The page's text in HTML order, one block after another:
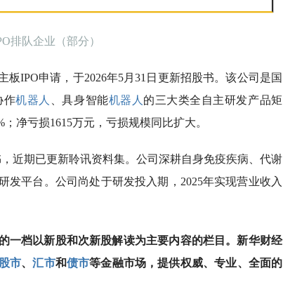
排队企业（部分）
板IPO申请，于2026年5月31日更新招股书。该公司是国
作机器人 、具身智能机器人 的三大类全自主研发产品矩
净亏损1615万元，亏损规模同比扩大。
近期已更新聆讯资料集。公司深耕自身免疫疾病、代谢
平台。公司尚处于研发投入期，2025年实现营业收入
一档以新股和次新股解读为主要内容的栏目。新华财经
市、汇市和债市等金融市场，提供权威、专业、全面的